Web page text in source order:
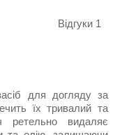
Відгуки 1
для догляду за
їх тривалий та
ретельно видаляє